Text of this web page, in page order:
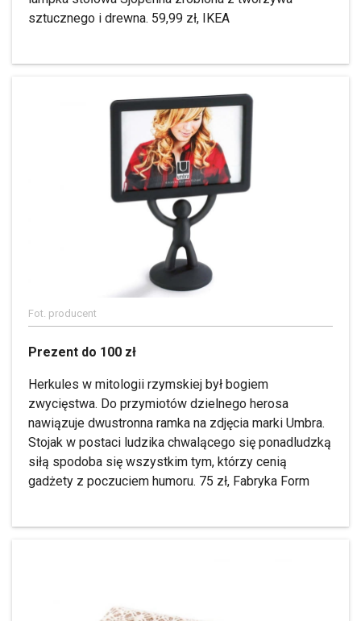
sztucznego i drewna. 59,99 zł, IKEA
Fot. producent
Prezent do 100 zł
Herkules w mitologii rzymskiej był bogiem
zwycięstwa. Do przymiotów dzielnego herosa
nawiązuje dwustronna ramka na zdjęcia marki Umbra.
Stojak w postaci ludzika chwalącego się ponadludzką
siłą spodoba się wszystkim tym, którzy cenią
gadżety z poczuciem humoru. 75 zł, Fabryka Form